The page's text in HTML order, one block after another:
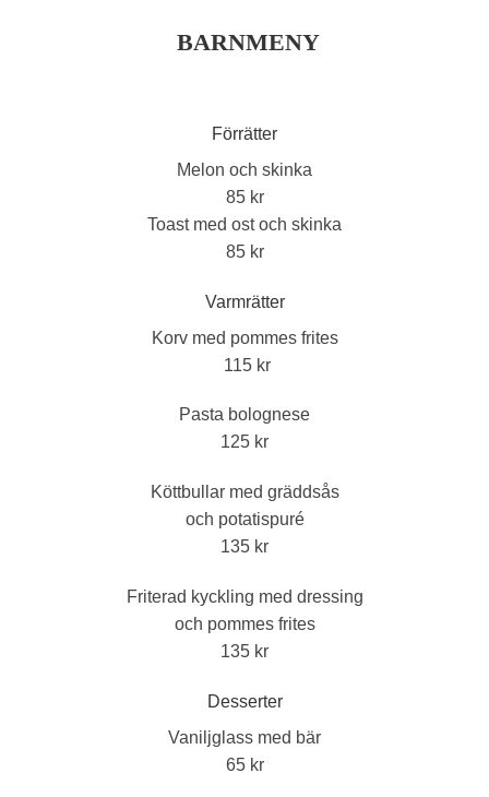
BARNMENY
Förrätter
Melon och skinka
85 kr
Toast med ost och skinka
85 kr
Varmrätter
Korv med pommes frites
115 kr
Pasta bolognese
125 kr
Köttbullar med gräddsås
och potatispuré
135 kr
Friterad kyckling med dressing
och pommes frites
135 kr
Desserter
Vaniljglass med bär
65 kr